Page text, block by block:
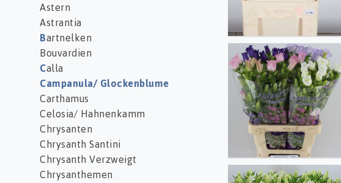
Astern
Astrantia
Bartnelken
Bouvardien
Calla
Campanula/ Glockenblume
Carthamus
Celosia/ Hahnenkamm
Chrysanten
Chrysanth Santini
Chrysanth Verzweigt
Chrysanthemen
Camp M Champion Mix
Camp M Champion White